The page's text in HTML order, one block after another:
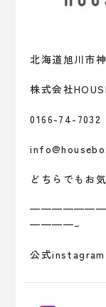
北海道旭川市
株式会社
0166-74-7032
どちらでもお
————–
公式instagram